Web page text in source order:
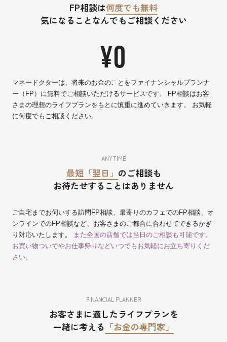
FP相談は何度でも無料
気になることなんでもご相談ください
マネードクターは、将来のお金のことをファイナンシャルプランナ
ー（FP）に無料でご相談いただけるサービスです。 FP相談はお客
さまの理想のライフプランをもとに慎重に進めていきます。 お気軽
に何度でもご相談ください。
¥0
ANYTIME
最短「翌日」 のご相談も
お待たせすることはありません
ご自宅までお伺いする訪問FP相談、最寄りのカフェでのFP相談、オ
ンラインでのFP相談など、お客さまのご都合に合わせてできるかぎ
り対応いたします。
また全国の店舗では当日のご相談も可能です。
お買い物ついでやお仕事帰りなどいつでもお気軽にお立ち寄りくだ
さい。
FINANCIAL PLANNER
お客さまに適したライフプランを
一緒に考える 「お金の専門家」